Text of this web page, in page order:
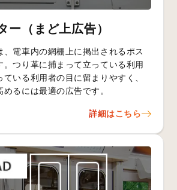
ー（まど上広告）
、電車内の網棚上に掲出されるポス
。つり革に捕まって立っている利用
いる利用者の目に留まりやすく、
めるには最適の広告です。
詳細はこちら